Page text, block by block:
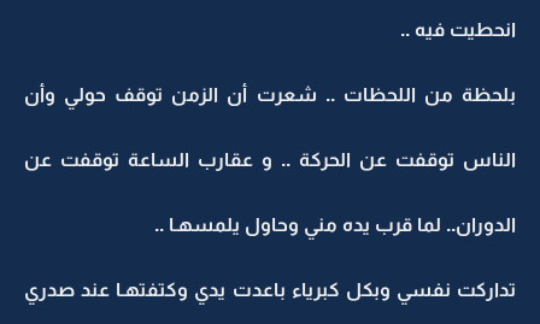
انحطيت فيه ..
بلحظة من اللحظات .. شعرت أن الزمن توقف حولي وأن
الناس توقفت عن الحركة .. و عقارب الساعة توقفت عن
الدوران.. لما قرب يده مني وحاول يلمسهـا ..
تداركت نفسي وبكل كبرياء باعدت يدي وكتفتهـا عند صدري